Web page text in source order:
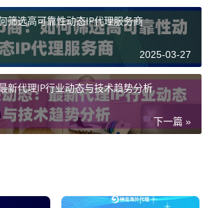
指纹特征，使网络行为更接近真实用
四大技术优势
比，动态IP代理在技术架构上具有显
隧道保活技术 易中断重连
筛选高可靠性动态IP代理服务商
2025-03-27
新代理IP行业动态与技术趋势分析
下一篇 »